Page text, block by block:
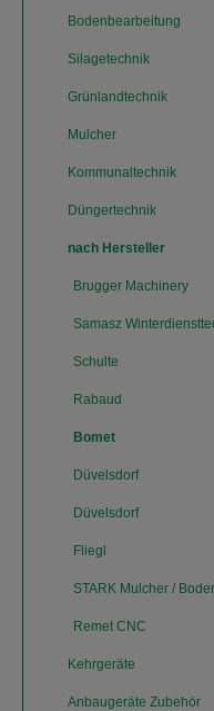
Bodenbearbeitung
Silagetechnik
Grünlandtechnik
Mulcher
Kommunaltechnik
Düngertechnik
nach Hersteller
Brugger Machinery
Samasz
Schulte
Rabaud
Bomet
Düvelsdorf
Düvelsdorf
Fliegl
STARK Mulcher /
Remet CNC
Kehrgeräte
Anbaugeräte Zubehör